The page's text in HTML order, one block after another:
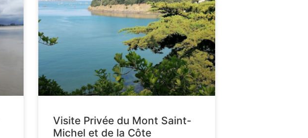
Visite Privée du Mont Saint-
Michel et de la Côte